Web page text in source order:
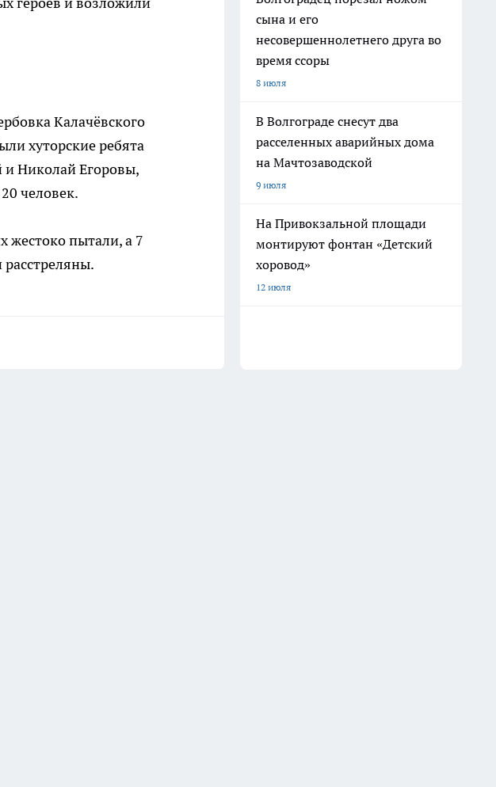
Калачёвского
хуторские ребята
и Николай Егоровы,
человек.
жестоко пытали, а 7
расстреляны.
сына и его
несовершеннолетнего друга во
время ссоры
8 июля
В Волгограде снесут два
расселенных аварийных дома
на Мачтозаводской
9 июля
На Привокзальной площади
монтируют фонтан «Детский
хоровод»
12 июля